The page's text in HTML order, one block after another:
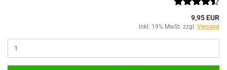
9,95 EUR
inkl. 19% MwSt. zzgl. Versand